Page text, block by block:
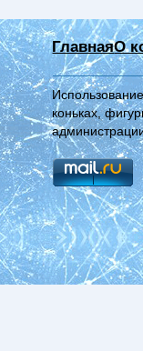
ГлавнаяО
коньках,